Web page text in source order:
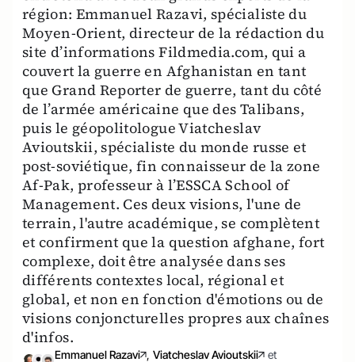
région: Emmanuel Razavi, spécialiste du
Moyen-Orient, directeur de la rédaction du
site d’informations Fildmedia.com, qui a
couvert la guerre en Afghanistan en tant
que Grand Reporter de guerre, tant du côté
de l’armée américaine que des Talibans,
puis le géopolitologue Viatcheslav
Avioutskii, spécialiste du monde russe et
post-soviétique, fin connaisseur de la zone
Af-Pak, professeur à l’ESSCA School of
Management. Ces deux visions, l'une de
terrain, l'autre académique, se complètent
et confirment que la question afghane, fort
complexe, doit être analysée dans ses
différents contextes local, régional et
global, et non en fonction d'émotions ou de
visions conjoncturelles propres aux chaînes
d'infos.
Emmanuel Razavi , Viatcheslav Avioutskii
et